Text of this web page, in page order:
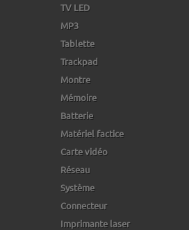
TV LED
MP3
Tablette
Trackpad
Montre
Mémoire
Batterie
Matériel factice
Carte vidéo
Réseau
Système
Connecteur
Imprimante laser